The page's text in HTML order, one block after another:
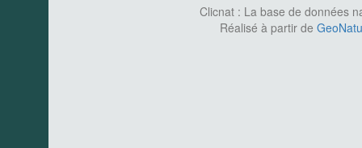
Clicnat : La base de données
Réalisé à partir de